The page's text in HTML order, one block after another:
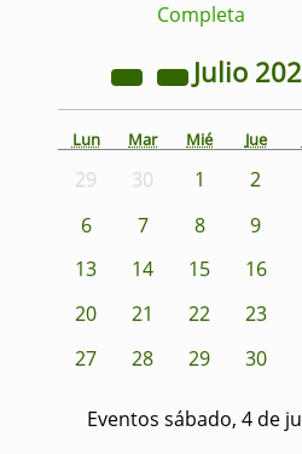
Completa
Julio
Lun Mar Mié Jue
29 30 1 2
6
7 8 9
13
14 15 16
20
21 22 23
27
28 29 30
Eventos sábado, 4 de